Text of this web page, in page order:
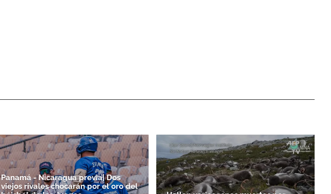
Panamá - Nicaragua previa| Dos
viejos rivales chocarán por el oro del